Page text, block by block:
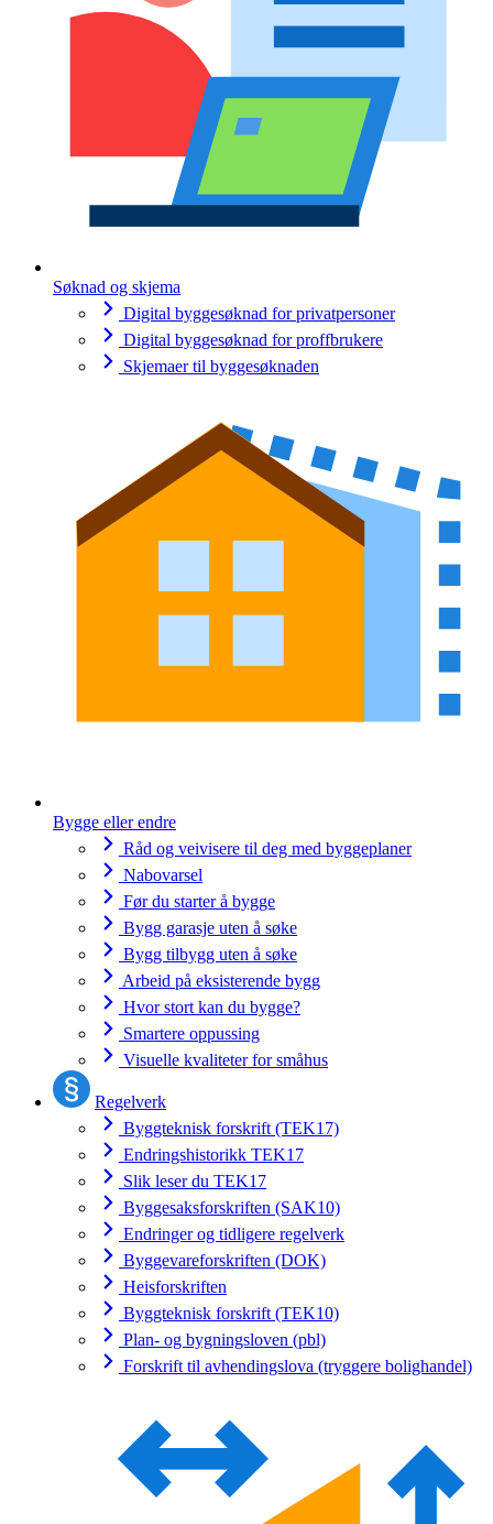
Søknad og skjema
Digital byggesøknad for privatpersoner
Digital byggesøknad for proffbrukere
Skjemaer til byggesøknaden
Bygge eller endre
Råd og veivisere til deg med byggeplaner
Nabovarsel
Før du starter å bygge
Bygg garasje uten å søke
Bygg tilbygg uten å søke
Arbeid på eksisterende bygg
Hvor stort kan du bygge?
Smartere oppussing
Visuelle kvaliteter for småhus
Regelverk
Byggteknisk forskrift (TEK17)
Endringshistorikk TEK17
Slik leser du TEK17
Byggesaksforskriften (SAK10)
Endringer og tidligere regelverk
Byggevareforskriften (DOK)
Heisforskriften
Byggteknisk forskrift (TEK10)
Plan- og bygningsloven (pbl)
Forskrift til avhendingslova (tryggere bolighandel)